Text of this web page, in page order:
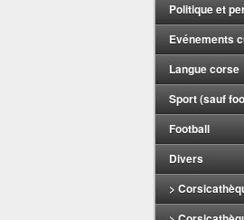
Politique et
Evénements
Langue corse
Sport (sauf
Football
Divers
>